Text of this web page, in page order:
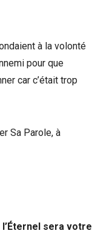
à la volonté
pour que
car c’était trop
Sa Parole, à
l’Éternel sera votre